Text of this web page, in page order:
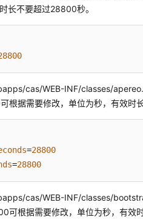
长不要超过28800秒。
cas/WEB-INF/classes/
根据需要修改，单位为秒，有效时
=28800
=28800
cas/WEB-INF/classes/
可根据需要修改，单位为秒，有效